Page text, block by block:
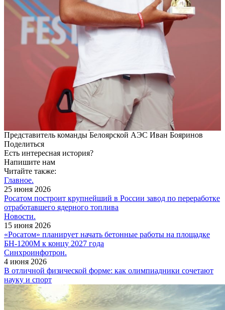
Представитель команды Белоярской АЭС Иван Бояринов
Поделиться
Есть интересная история?
Напишите нам
Читайте также:
Главное.
25 июня 2026
Росатом построит крупнейший в России завод по переработке
отработавшего ядерного топлива
Новости.
15 июня 2026
«Росатом» планирует начать бетонные работы на площадке
БН‑1200М к концу 2027 года
Синхроинфотрон.
4 июня 2026
В отличной физической форме: как олимпиадники сочетают
науку и спорт